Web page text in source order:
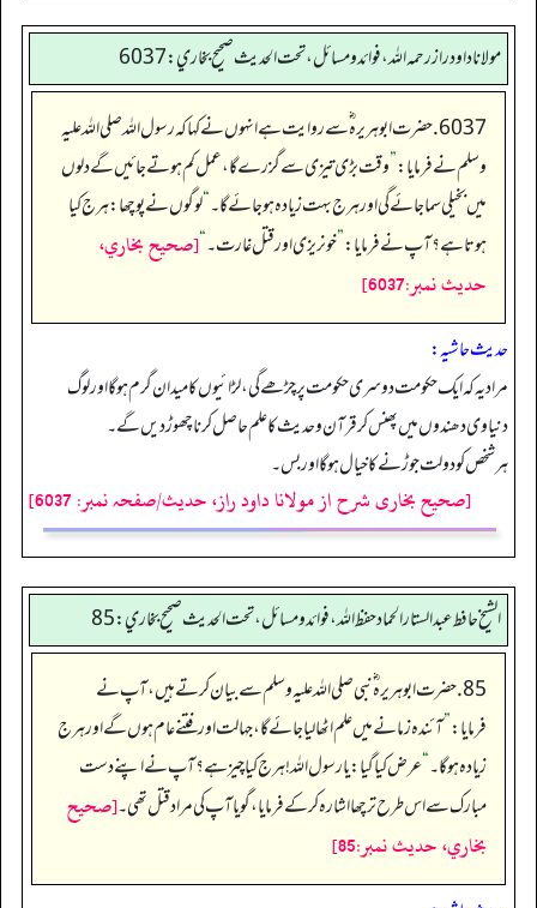
مولانا داود راز رحمه الله، فوائد و مسائل، تحت الحديث صحيح بخاري: 6037
6037. حضرت ابو ہریرہ ؓ سے روایت ہے انہوں نے کہا کہ رسول اللہ صلی اللہ علیہ
وسلم نے فرمایا:”وقت بڑی تیزی سے گزرے گا، عمل کم ہوتے جائیں گے دلوں
میں بخیلی سما جائے گی اور ہرج بہت زیادہ ہوجائے گا۔“لوگوں نے پوچھا: ہرج کیا
ہوتا ہے؟ آپ نے فرمایا:”خونریزی اور قتل غارت۔“[صحيح بخاري،
حديث نمبر:6037]
حدیث حاشیہ:
مراد یہ کہ ایک حکومت دوسری حکومت پر چڑھے گی، لڑائیوں کا میدان گرم ہوگا اور لوگ
دنیاوی دھندوں میں پھنس کر قرآن و حدیث کا علم حاصل کرنا چھوڑ دیں گے۔
ہر شخص کو دولت جوڑنے کا خیال ہوگا اور بس۔
[صحیح بخاری شرح از مولانا داود راز، حدیث/صفحہ نمبر: 6037]
الشيخ حافط عبدالستار الحماد حفظ الله، فوائد و مسائل، تحت الحديث صحيح بخاري:85
85. حضرت ابوہریرہ ؓ نبی صلی اللہ علیہ وسلم سے بیان کرتے ہیں، آپ نے
فرمایا:”آئندہ زمانے میں علم اٹھا لیا جائے گا، جہالت اور فتنے عام ہوں گے اور ہرج
زیادہ ہو گا۔“عرض کیا گیا: یا رسول اللہ! ہرج کیا چیز ہے؟ آپ نے اپنے دست
مبارک سے اس طرح ترچھا اشارہ کر کے فرمایا، گویا آپ کی مراد قتل تھی۔[صحيح
بخاري، حديث نمبر:85]